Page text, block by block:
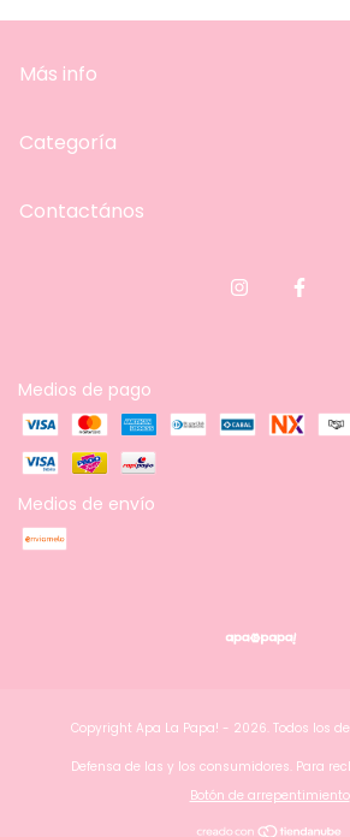
Más info
Categoría
Contactános
Medios de pago
Medios de envío
Copyright Apa La Papa! - 2026. Todos los
Defensa de las y los consumidores. Para
Botón de arrepentimiento